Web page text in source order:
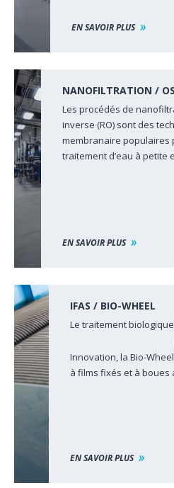
EN SAVOIR PLUS
NANOFILTRATION /
Les procédés de
inverse (RO) sont des
membranaire populaires
traitement d’eau à petite
EN SAVOIR PLUS
IFAS / BIO-WHEEL
Le traitement
Innovation, la Bio-Wheel
à films fixés et à boues
EN SAVOIR PLUS